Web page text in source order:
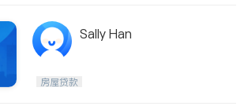
Sally Han
房屋贷款